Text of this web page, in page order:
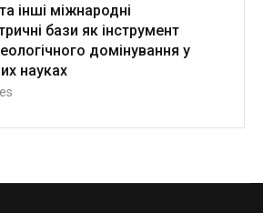
інші міжнародні
бази як інструмент
домінування у
науках